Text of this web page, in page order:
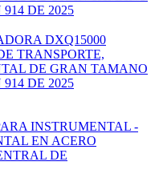
DXQ15000
TRANSPORTE,
DE GRAN TAMANO
DE 2025